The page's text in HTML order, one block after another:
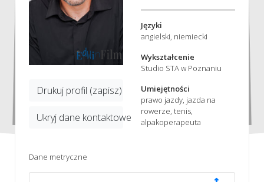
Drukuj profil (zapisz)
Ukryj dane kontaktowe
Języki
angielski, niemiecki
Wykształcenie
Studio STA w Poznaniu
Umiejętności
prawo jazdy, jazda na
rowerze, tenis,
alpakoperapeuta
Dane metryczne